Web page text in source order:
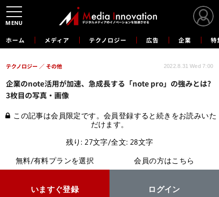
ホーム メディア テクノロジー 広告 企業 特
企業のnote活用が加速、急成長する「note pro」の強みとは?
3枚目の写真・画像
テクノロジー その他 2022.8.31 Wed 7:00
この記事は会員限定です。会員登録すると続きをお読みいた
だけます。
残り: 27文字/全文: 28文字
無料/有料プランを選択
いますぐ登録
会員の方はこちら
ログイン
MENU